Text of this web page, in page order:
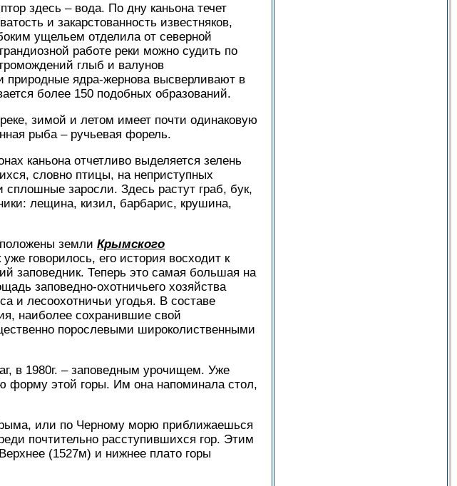
здесь – вода. По дну каньона течет
и закарстованность известняков,
ущельем отделила от северной
работе реки можно судить по
глыб и валунов
природные ядра-жернова высверливают в
более 150 подобных образований.
зимой и летом имеет почти одинаковую
рыба – ручьевая форель.
каньона отчетливо выделяется зелень
словно птицы, на неприступных
заросли. Здесь растут граб, бук,
лещина, кизил, барбарис, крушина,
земли Крымского
уже говорилось, его история восходит к
заповедник. Теперь это самая большая на
заповедно-охотничьего хозяйства
и лесоохотничьи угодья. В составе
наиболее сохранившие свой
порослевыми широколиственными
в 1980г. – заповедным урочищем. Уже
форму этой горы. Им она напоминала стол,
или по Черному морю приближаешься
почтительно расступившихся гор. Этим
(1527м) и нижнее плато горы